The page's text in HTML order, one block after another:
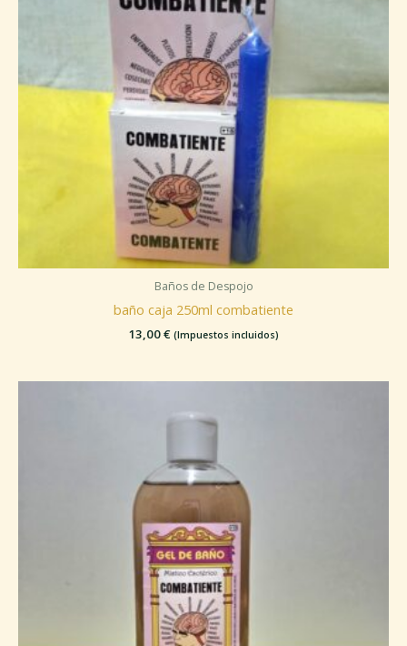
Baños de Despojo
baño caja 250ml combatiente
13,00€ (Impuestos incluidos)